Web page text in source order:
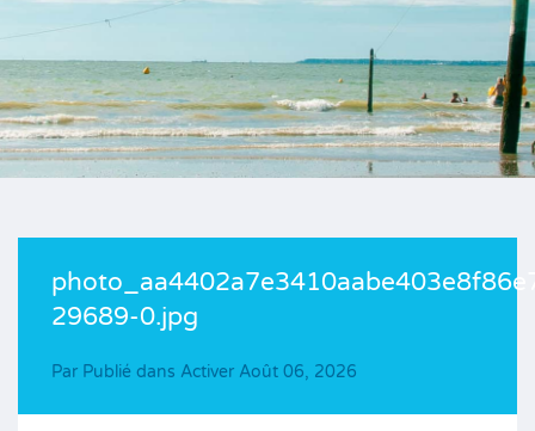
29689-0.jpg
Par Publié dans Activer Août 06, 2026